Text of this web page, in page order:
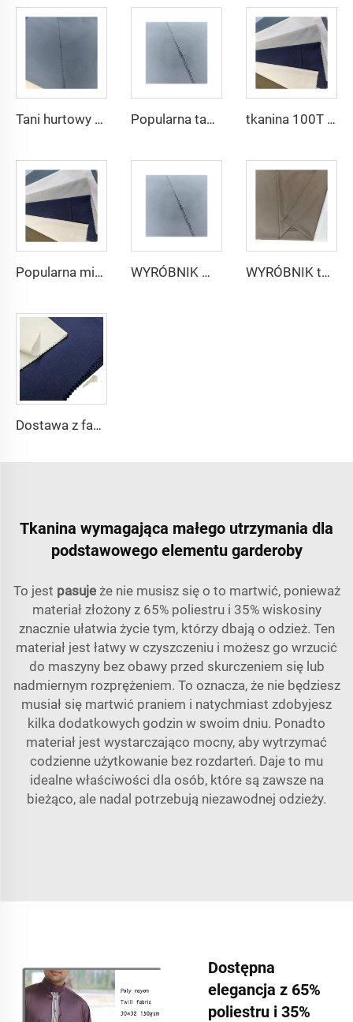
Tani hurtowy mikrofibrowy materiał arabski na thobe dla mężczyzn z poliestru Toyobo koszula arabska Popularna tania tkanina arabska na thobe dla koszuli i spodni z poliestru Toyobo mikrofibrowa tkanina 100T Woven Plain mikrofibrowa Tkanina Poliestrowa Toyobo Tkanina Arabska Thobe
Popularna mikrofibrowa tkanina arabskiego thobe dla mężczyzn z wirującego poliestru tkanina toyobo koszula arabski thobe WYRÓBNIK mikrofibrowej tkaniny dla mężczyzn z wirującego poliestru tkanina toyobo koszula arabski thobe WYRÓBNIK tkaniny arabskiego thobe dla mężczyzn z wirującego poliestru tkanina toyobo koszula arabski thobe
Dostawa z fabryki 65% poliestru 35% bawełny na podszewkę dżinsów w kolorze jednolitym TC TWILL Farbowany materiał na kieszenie do odzieży roboczej
Tkanina wymagająca małego utrzymania dla
podstawowego elementu garderoby
To jest pasuje że nie musisz się o to martwić, ponieważ
materiał złożony z 65% poliestru i 35% wiskosiny
znacznie ułatwia życie tym, którzy dbają o odzież. Ten
materiał jest łatwy w czyszczeniu i możesz go wrzucić
do maszyny bez obawy przed skurczeniem się lub
nadmiernym rozprężeniem. To oznacza, że nie będziesz
musiał się martwić praniem i natychmiast zdobyjesz
kilka dodatkowych godzin w swoim dniu. Ponadto
materiał jest wystarczająco mocny, aby wytrzymać
codzienne użytkowanie bez rozdarteń. Daje to mu
idealne właściwości dla osób, które są zawsze na
bieżąco, ale nadal potrzebują niezawodnej odzieży.
Dostępna
elegancja z 65%
poliestru i 35%